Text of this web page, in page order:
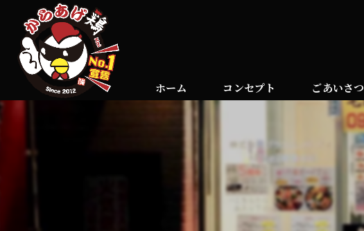
ホーム コンセプト ごあいさつ